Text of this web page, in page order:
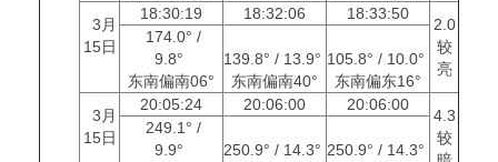
3月
15日
18:30:19 18:32:06 18:33:50
2.0
较
亮
174.0° /
9.8°
东南偏南06°
139.8° / 13.9°
东南偏南40°
105.8° / 10.0°
东南偏东16°
3月
15日
20:05:24 20:06:00 20:06:00
4.3
较
249.1° /
9.9°
250.9° / 14.3° 250.9° / 14.3°